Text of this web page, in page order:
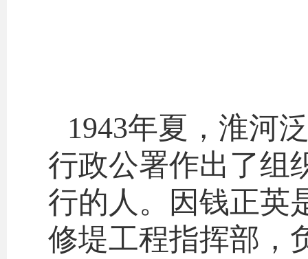
1943年夏，淮河
行政公署作出了组
行的人。因钱正英
修堤工程指挥部，